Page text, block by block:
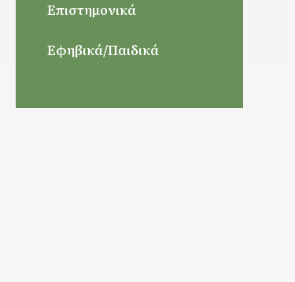
Επιστημονικά
Εφηβικά/Παιδικά